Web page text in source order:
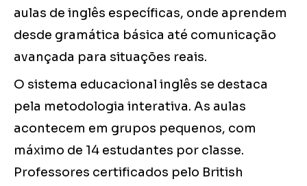
aulas de inglês específicas, onde aprendem
desde gramática básica até comunicação
avançada para situações reais.
O sistema educacional inglês se destaca
pela metodologia interativa. As aulas
acontecem em grupos pequenos, com
máximo de 14 estudantes por classe.
Professores certificados pelo British